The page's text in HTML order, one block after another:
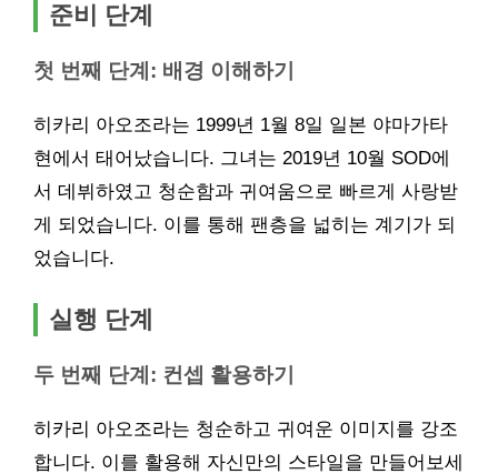
준비 단계
첫 번째 단계: 배경 이해하기
히카리 아오조라는 1999년 1월 8일 일본 야마가타
현에서 태어났습니다. 그녀는 2019년 10월 SOD에
서 데뷔하였고 청순함과 귀여움으로 빠르게 사랑받
게 되었습니다. 이를 통해 팬층을 넓히는 계기가 되
었습니다.
실행 단계
두 번째 단계: 컨셉 활용하기
히카리 아오조라는 청순하고 귀여운 이미지를 강조
합니다. 이를 활용해 자신만의 스타일을 만들어보세